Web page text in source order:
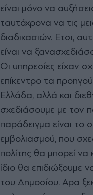
είναι μόνο να
ταυτόχρονα να τις
διαδικασιών. Ετσι,
είναι να
Οι υπηρεσίες είχαν
επίκεντρο τα
Ελλάδα, αλλά και
σχεδιάσουμε με τον
παράδειγμα είναι το
εμβολιασμού, που
πολίτης θα μπορεί να
ίδιο θα επιδιώξουμε
του Δημοσίου. Αρα